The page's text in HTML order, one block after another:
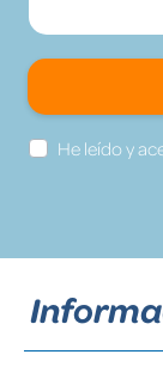
He leído y